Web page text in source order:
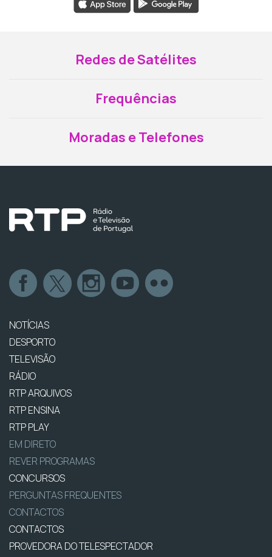
Redes de Satélites
Frequências
Moradas e Telefones
NOTÍCIAS
DESPORTO
TELEVISÃO
RÁDIO
RTP ARQUIVOS
RTP ENSINA
RTP PLAY
EM DIRETO
REVER PROGRAMAS
CONCURSOS
PERGUNTAS FREQUENTES
CONTACTOS
CONTACTOS
PROVEDORA DO TELESPECTADOR